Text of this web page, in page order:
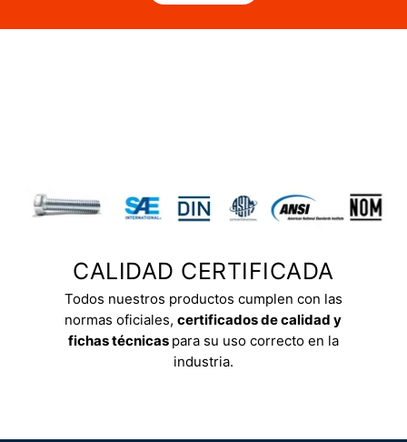
CALIDAD CERTIFICADA
Todos nuestros productos cumplen con las
normas oficiales,certificados de calidad y
fichas técnicas para su uso correcto en la
industria.